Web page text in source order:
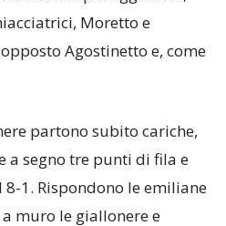
e Paris come libero.
Battistoni palleggiatrice,
Moretto e
partono subito cariche,
segno tre punti di fila e